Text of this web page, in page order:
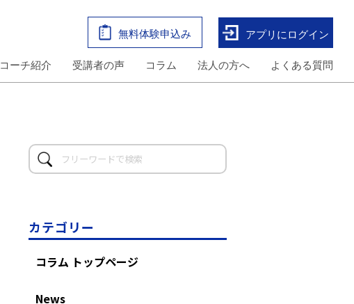
無料体験申込み アプリにログイン
コーチ紹介 受講者の声 コラム 法人の方へ よくある質問
カテゴリー
コラム トップページ
News